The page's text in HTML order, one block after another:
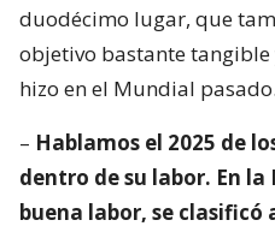
duodécimo lugar, que
objetivo bastante
hizo en el Mundial pasado.
– Hablamos el 2025 de
dentro de su labor. En
buena labor, se